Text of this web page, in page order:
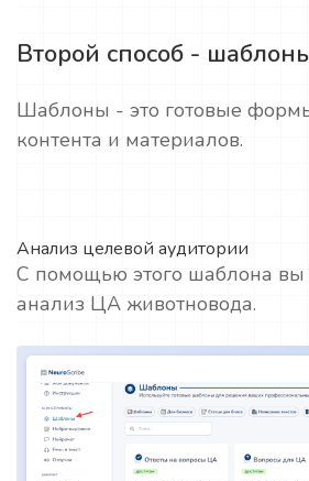
Второй способ -
Шаблоны - это готовые
контента и материалов.
Анализ целевой аудитории
С помощью этого шаблона вы
анализ ЦА животновода.